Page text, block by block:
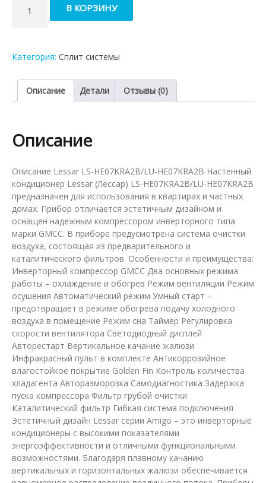
товара
Кондиционер
HE07KRA2B/LU-
В КОРЗИНУ
Категория: Сплит системы
Описание Детали Отзывы (0)
Описание
Описание Lessar LS-HE07KRA2B/LU-HE07KRA2B Настенный
кондиционер Lessar (Лессар) LS-HE07KRA2B/LU-HE07KRA2B
предназначен для использования в квартирах и частных
домах. Прибор отличается эстетичным дизайном и
оснащен надежным компрессором инверторного типа
марки GMCC. В приборе предусмотрена система очистки
воздуха, состоящая из предварительного и
каталитического фильтров. Особенности и преимущества:
Инверторный компрессор GMCC Два основных режима
работы – охлаждение и обогрев Режим вентиляции Режим
осушения Автоматический режим Умный старт –
предотвращает в режиме обогрева подачу холодного
воздуха в помещение Режим сна Таймер Регулировка
скорости вентилятора Светодиодный дисплей
Авторестарт Вертикальное качание жалюзи
Инфракрасный пульт в комплекте Антикоррозийное
влагостойкое покрытие Golden Fin Контроль количества
хладагента Авторазморозка Самодиагностика Задержка
пуска компрессора Фильтр грубой очистки
Каталитический фильтр Гибкая система подключения
Эстетичный дизайн Lessar серии Amigo – это инверторные
кондиционеры с высокими показателями
энергоэффективности и отличными функциональными
возможностями. Благодаря плавному качанию
вертикальных и горизонтальных жалюзи обеспечивается